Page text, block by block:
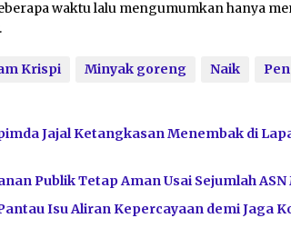
waktu lalu mengumumkan hanya
Krispi Minyak goreng Naik
Jajal Ketangkasan Menembak di
Publik Tetap Aman Usai Sejumlah
Isu Aliran Kepercayaan demi Jaga